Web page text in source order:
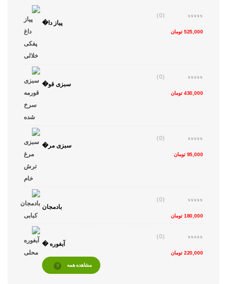
(0)
پیاز دا�
525,000 تومان
(0)
سبزی قو�
430,000 تومان
(0)
سبزی مر�
95,000 تومان
(0)
بادمجان
180,000 تومان
(0)
آبغوره �
220,000 تومان
مشاهده همه